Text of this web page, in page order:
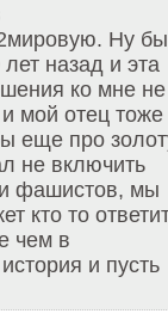
Ну
назад и эта
ко мне не
мой отец тоже
еще про
не включить
фашистов, мы
кто то
чем в
и пусть